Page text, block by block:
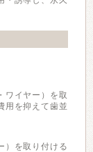
ワイヤー）を取
用を抑えて歯並
）を取り付ける